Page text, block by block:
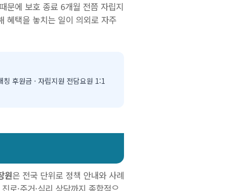
문에 보호 종료 6개월 전쯤 자립지
혜택을 놓치는 일이 의외로 자주
후원금 · 자립지원 전담요원 1:1
원은 전국 단위로 정책 안내와 사례
로·주거·심리 상담까지 종합적으